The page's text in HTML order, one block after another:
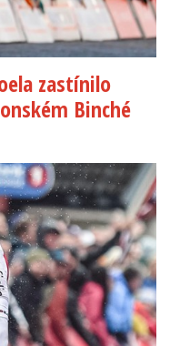
zastínilo
Binché